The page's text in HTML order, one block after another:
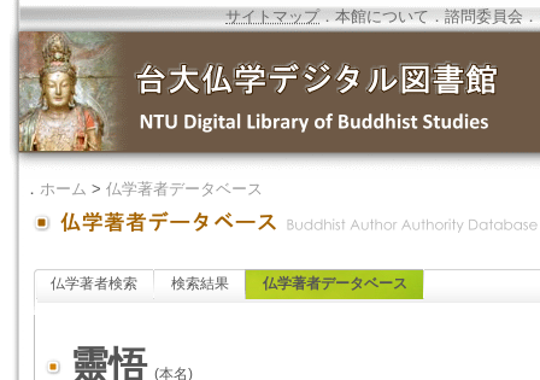
サイトマップ．本館について ．諮問委員会 ．
． ホーム > 仏学著者データベース
仏学著者検索 検索結果 仏学著者データベース
靈悟 (本名)